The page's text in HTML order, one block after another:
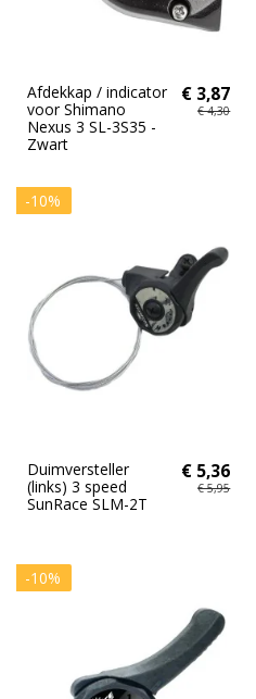
Afdekkap / indicator
voor Shimano
Nexus 3 SL-3S35 -
Zwart
€ 3,87
€ 4,30
-10%
Duimversteller
(links) 3 speed
SunRace SLM-2T
€ 5,36
€ 5,95
-10%